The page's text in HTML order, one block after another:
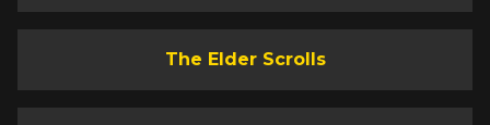
The Elder Scrolls